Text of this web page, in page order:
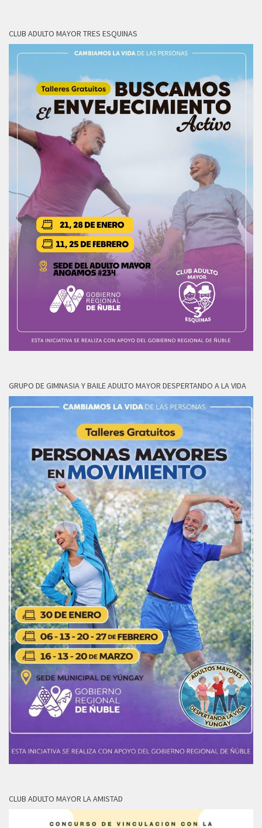
CLUB ADULTO MAYOR TRES ESQUINAS
GRUPO DE GIMNASIA Y BAILE ADULTO MAYOR DESPERTANDO A LA VIDA
CLUB ADULTO MAYOR LA AMISTAD